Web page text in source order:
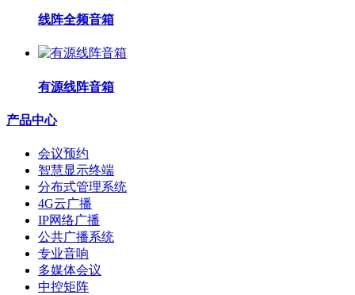
线阵全频音箱
有源线阵音箱
产品中心
会议预约
智慧显示终端
分布式管理系统
4G云广播
IP网络广播
公共广播系统
专业音响
多媒体会议
中控矩阵